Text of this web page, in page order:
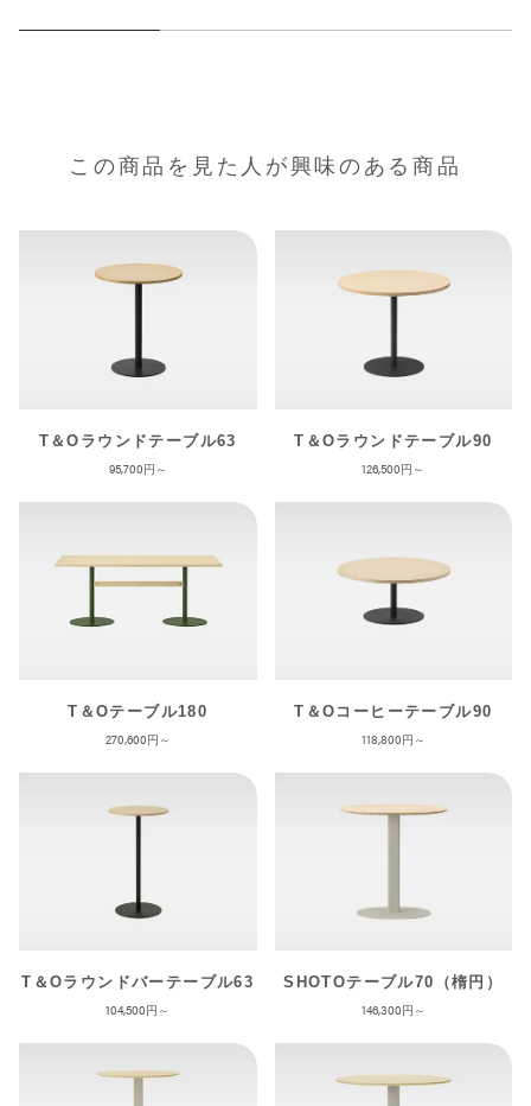
この商品を見た人が興味のある商品
T＆Oラウンドテーブル63
95,700
T＆Oラウンドテーブル90
126,500
T＆Oテーブル180
270,600
T＆Oコーヒーテーブル90
118,800
T＆Oラウンドバーテーブル63
104,500
SHOTOテーブル70（楕円）
146,300